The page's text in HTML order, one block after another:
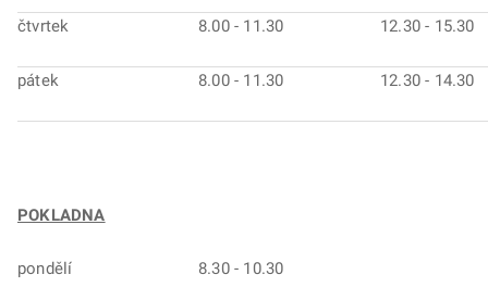
čtvrtek 8.00 - 11.30 12.30 - 15.30
pátek 8.00 - 11.30 12.30 - 14.30
POKLADNA
pondělí 8.30 - 10.30